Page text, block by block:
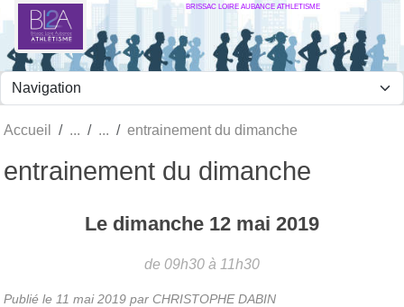
BRISSAC LOIRE AUBANCE ATHLETISME
Accueil entrainement du dimanche
entrainement du dimanche
Le dimanche 12 mai 2019
de 09h30 à 11h30
Publié le 11 mai 2019 par CHRISTOPHE DABIN
Panneau de gestion des cookies